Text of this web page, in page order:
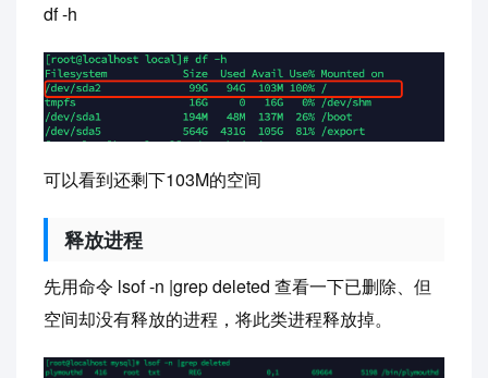
df -h
可以看到还剩下103M的空间
释放进程
先用命令 lsof -n |grep deleted 查看一下已删除、但
空间却没有释放的进程，将此类进程释放掉。